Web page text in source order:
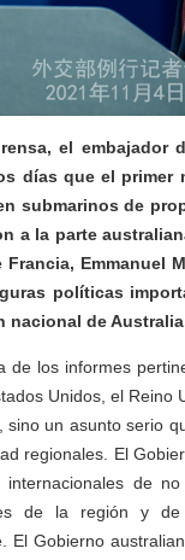
el
días que el
submarinos de
a la parte
Emmanuel
políticas
nacional de
de los informes
Unidos, el
un asunto serio
regionales. El
internacionales de
de la región y
El Gobierno